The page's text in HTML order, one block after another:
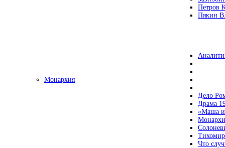
Петров
Пякин
Монархия
Дело
Драма
«Маша и
Что